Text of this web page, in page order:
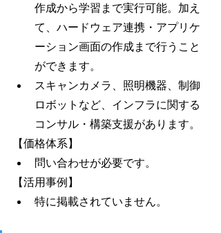
作成から学習まで実行可能。加え
て、ハードウェア連携・アプリケ
ーション画面の作成まで行うこと
ができます。
スキャンカメラ、照明機器、制御
ロボットなど、インフラに関する
コンサル・構築支援があります。
【価格体系】
問い合わせが必要です。
【活用事例】
特に掲載されていません。